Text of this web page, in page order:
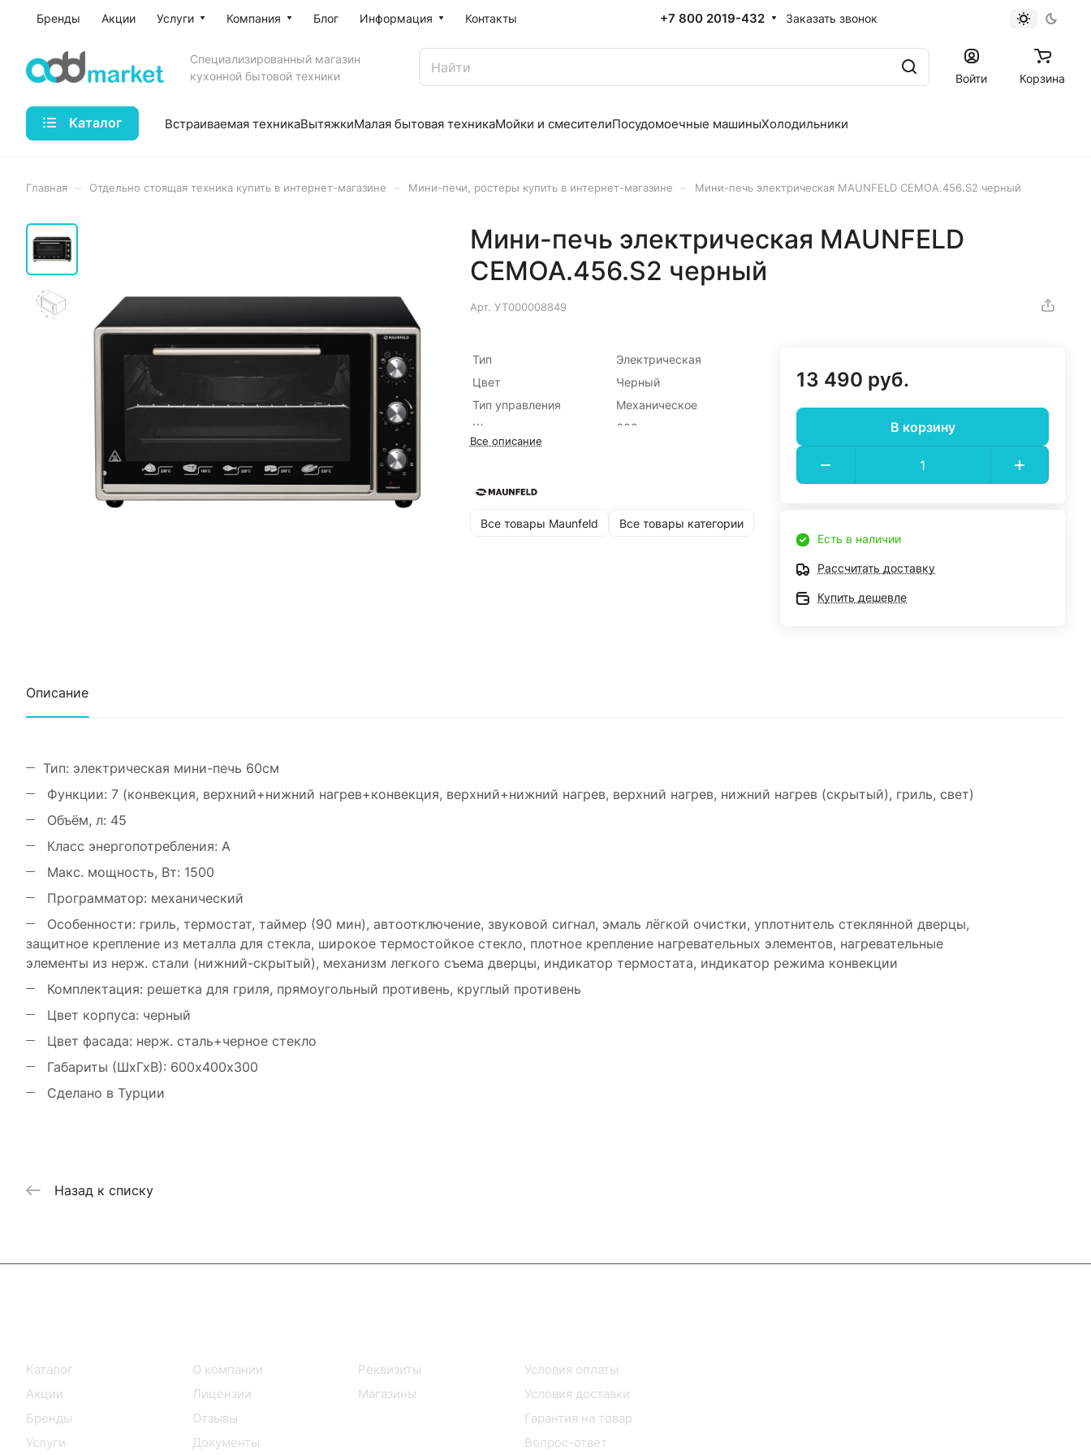
Бренды Акции Услуги Компания Блог Информация Контакты +7 800 2019-432 Заказать звонок
Специализированный магазин
кухонной бытовой техники
Войти Корзина
Каталог Встраиваемая техникаВытяжкиМалая бытовая техникаМойки и смесителиПосудомоечные машиныХолодильники
Главная Отдельно стоящая техника купить в интернет-магазине Мини-печи, ростеры купить в интернет-магазине Мини-печь электрическая MAUNFELD СEMOA.456.S2 черный
Мини-печь электрическая MAUNFELD
СEMOA.456.S2 черный
Арт. УТ000008849
Тип
Электрическая
Цвет
Черный
Тип управления
Механическое
Ширина, мм
600 мм
Объем
Гриль
Гарантия, мес
36
Все описание
Все товары Maunfeld Все товары категории
13 490 руб.
В корзину
Есть в наличии
Рассчитать доставку
Купить дешевле
Описание
Тип: электрическая мини-печь 60см
Функции: 7 (конвекция, верхний+нижний нагрев+конвекция, верхний+нижний нагрев, верхний нагрев, нижний нагрев (скрытый), гриль, свет)
Объём, л: 45
Класс энергопотребления: А
Макс. мощность, Вт: 1500
Программатор: механический
Особенности: гриль, термостат, таймер (90 мин), автоотключение, звуковой сигнал, эмаль лёгкой очистки, уплотнитель стеклянной дверцы,
защитное крепление из металла для стекла, широкое термостойкое стекло, плотное крепление нагревательных элементов, нагревательные
элементы из нерж. стали (нижний-скрытый), механизм легкого съема дверцы, индикатор термостата, индикатор режима конвекции
Комплектация: решетка для гриля, прямоугольный противень, круглый противень
Цвет корпуса: черный
Цвет фасада: нерж. сталь+черное стекло
Габариты (ШхГхВ): 600х400х300
Cделано в Турции
Назад к списку
Каталог
Акции
Бренды
Услуги
О компании
Лицензии
Отзывы
Документы
Реквизиты
Магазины
Условия оплаты
Условия доставки
Гарантия на товар
Вопрос-ответ